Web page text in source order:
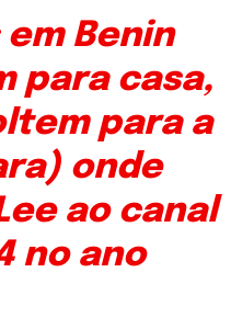
em Benin
para casa,
para a
onde
ao canal
no ano